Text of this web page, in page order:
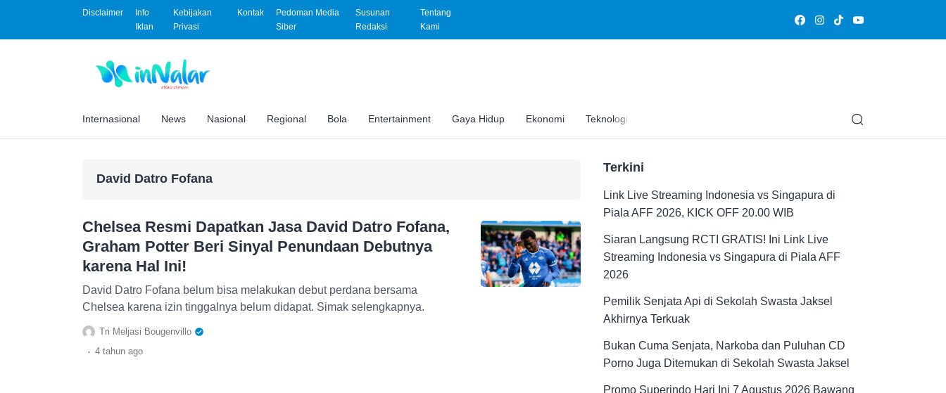
Disclaimer
Info
Iklan
Kebijakan
Privasi
Kontak
Pedoman Media
Siber
Susunan
Redaksi
Tentang
Kami
Internasional News Nasional Regional Bola Entertainment Gaya Hidup Ekonomi Teknologi Edukasi
David Datro Fofana
Chelsea Resmi Dapatkan Jasa David Datro Fofana,
Graham Potter Beri Sinyal Penundaan Debutnya
karena Hal Ini!
David Datro Fofana belum bisa melakukan debut perdana bersama
Chelsea karena izin tinggalnya belum didapat. Simak selengkapnya.
Tri Meljasi Bougenvillo
. 4 tahun ago
Terkini
Link Live Streaming Indonesia vs Singapura di
Piala AFF 2026, KICK OFF 20.00 WIB
Siaran Langsung RCTI GRATIS! Ini Link Live
Streaming Indonesia vs Singapura di Piala AFF
2026
Pemilik Senjata Api di Sekolah Swasta Jaksel
Akhirnya Terkuak
Bukan Cuma Senjata, Narkoba dan Puluhan CD
Porno Juga Ditemukan di Sekolah Swasta Jaksel
Promo Superindo Hari Ini 7 Agustus 2026 Bawang